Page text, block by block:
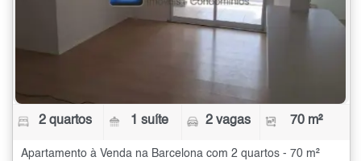
2 quartos 1 suíte 2 vagas 70 m²
Apartamento à Venda na Barcelona com 2 quartos - 70 m²